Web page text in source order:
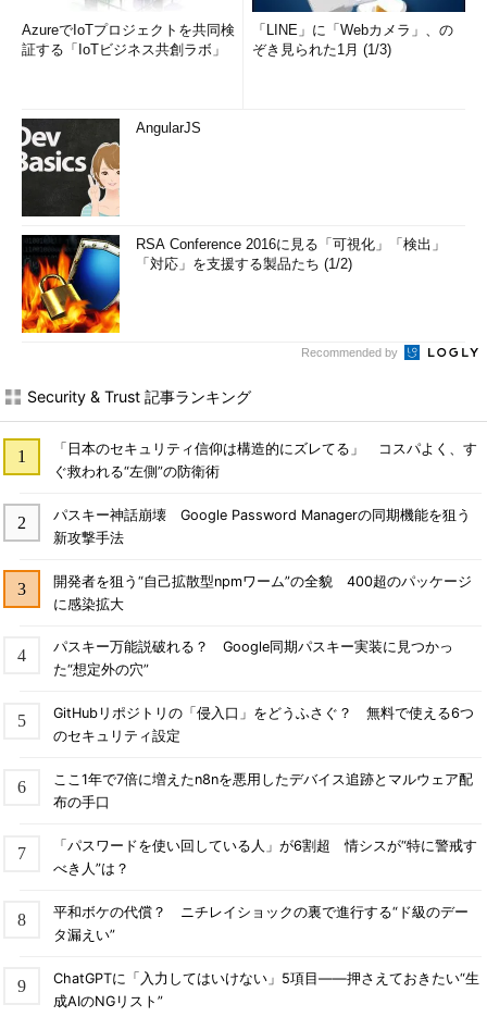
AzureでIoTプロジェクトを共同検
証する「IoTビジネス共創ラボ」
「LINE」に「Webカメラ」、の
ぞき見られた1月 (1/3)
AngularJS
RSA Conference 2016に見る「可視化」「検出」
「対応」を支援する製品たち (1/2)
Recommended by
Security & Trust 記事ランキング
「日本のセキュリティ信仰は構造的にズレてる」 コスパよく、す
ぐ救われる“左側”の防衛術
パスキー神話崩壊 Google Password Managerの同期機能を狙う
新攻撃手法
開発者を狙う“自己拡散型npmワーム”の全貌 400超のパッケージ
に感染拡大
パスキー万能説破れる？ Google同期パスキー実装に見つかっ
た“想定外の穴”
GitHubリポジトリの「侵入口」をどうふさぐ？ 無料で使える6つ
のセキュリティ設定
ここ1年で7倍に増えたn8nを悪用したデバイス追跡とマルウェア配
布の手口
「パスワードを使い回している人」が6割超 情シスが“特に警戒す
べき人”は？
平和ボケの代償？ ニチレイショックの裏で進行する“ド級のデー
タ漏えい”
ChatGPTに「入力してはいけない」5項目――押さえておきたい“生
成AIのNGリスト”